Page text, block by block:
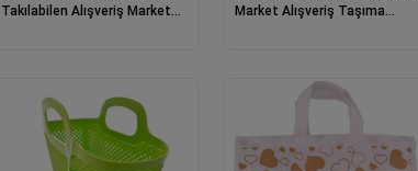
Takılabilen Alışveriş Market
Market Alışveriş Taşıma